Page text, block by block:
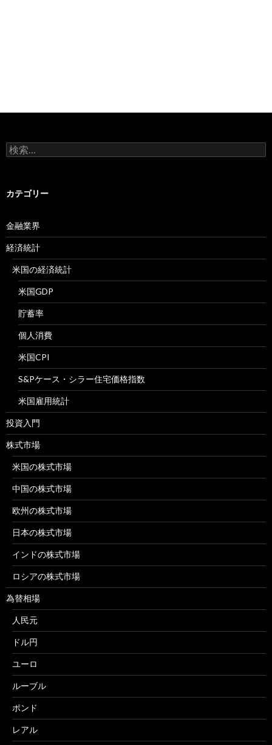
検
索:
カテゴリー
金融業界
経済統計
米国の経済統計
米国GDP
貯蓄率
個人消費
米国CPI
S&Pケース・シラー住宅価格指数
米国雇用統計
投資入門
株式市場
米国の株式市場
中国の株式市場
欧州の株式市場
日本の株式市場
インドの株式市場
ロシアの株式市場
為替相場
人民元
ドル円
ユーロ
ルーブル
ポンド
レアル